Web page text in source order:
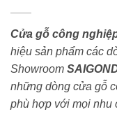
Cửa gỗ công
hiệu sản phẩm các
Showroom
những dòng cửa gỗ
phù hợp với mọi nhu